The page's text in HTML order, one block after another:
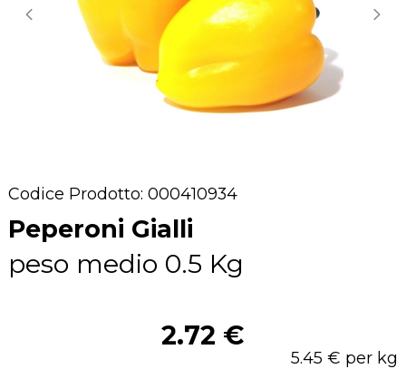
Codice Prodotto: 000410934
Peperoni Gialli
peso medio 0.5 Kg
2.72 €
5.45 € per kg